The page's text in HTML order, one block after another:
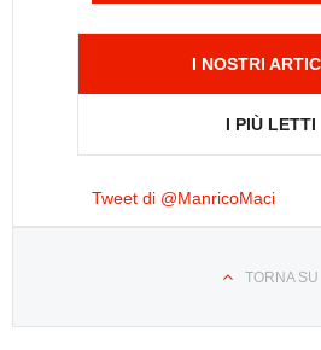
I NOSTRI
I PIÙ LETTI
Tweet di @ManricoMaci
TORNA SU